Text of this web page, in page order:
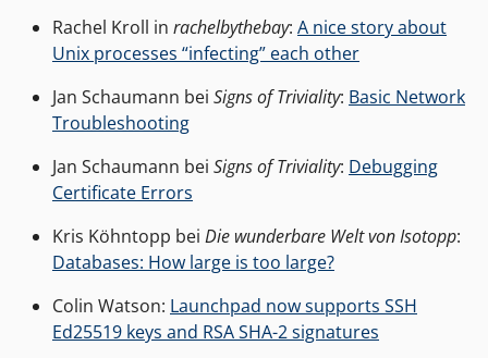
Rachel Kroll in rachelbythebay: A nice story about
Unix processes “infecting” each other
Jan Schaumann bei Signs of Triviality: Basic Network
Troubleshooting
Jan Schaumann bei Signs of Triviality: Debugging
Certificate Errors
Kris Köhntopp bei Die wunderbare Welt von Isotopp:
Databases: How large is too large?
Colin Watson: Launchpad now supports SSH
Ed25519 keys and RSA SHA-2 signatures